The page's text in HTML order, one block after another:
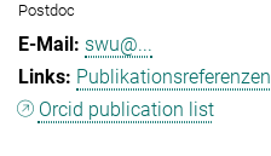
Postdoc
swu@...
Publikationsreferenzen
Orcid publication list